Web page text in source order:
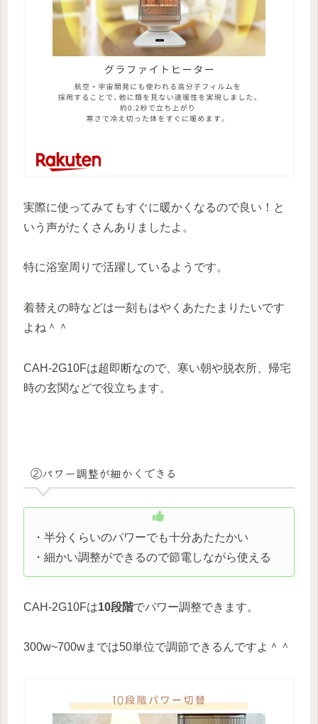
実際に使ってみてもすぐに暖かくなるので良い！と
いう声がたくさんありましたよ。
特に浴室周りで活躍しているようです。
着替えの時などは一刻もはやくあたたまりたいです
よね＾＾
CAH-2G10Fは超即断なので、寒い朝や脱衣所、帰宅
時の玄関などで役立ちます。
②パワー調整が細かくできる
・半分くらいのパワーでも十分あたたかい
・細かい調整ができるので節電しながら使える
CAH-2G10Fは10段階でパワー調整できます。
300w~700wまでは50単位で調節できるんですよ＾＾